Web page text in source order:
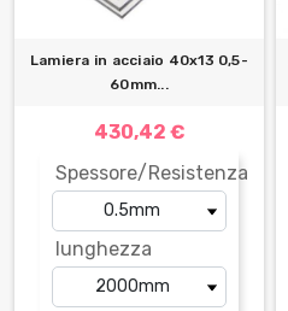
Lamiera in acciaio 40x13 0,5-
60mm...
430,42 €
Spessore/Resistenza
lunghezza